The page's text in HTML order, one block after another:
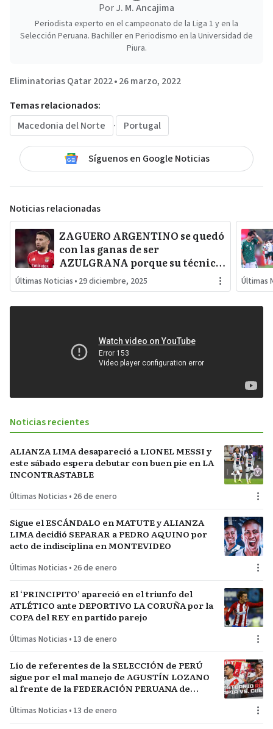
PorJ. M. Ancajima
Periodista experto en el campeonato de la Liga 1 y en la
Selección Peruana. Bachiller en Periodismo en la Universidad de
Piura.
Eliminatorias Qatar 2022•26 marzo, 2022
Temas relacionados:
Macedonia del Norte
· Portugal
Síguenos en Google Noticias
Noticias relacionadas
ZAGUERO ARGENTINO se quedó
con las ganas de ser
AZULGRANA porque su técnico
le puso CANDADO a los rumores
y especulaciones
Últimas Noticias • 29 diciembre, 2025 Últimas
Noticias recientes
ALIANZA LIMA desapareció a LIONEL MESSI y
este sábado espera debutar con buen pie en LA
INCONTRASTABLE
Últimas Noticias • 26 de enero
Sigue el ESCÁNDALO en MATUTE y ALIANZA
LIMA decidió SEPARAR a PEDRO AQUINO por
acto de indisciplina en MONTEVIDEO
Últimas Noticias • 26 de enero
El ‘PRINCIPITO’ apareció en el triunfo del
ATLÉTICO ante DEPORTIVO LA CORUÑA por la
COPA del REY en partido parejo
Últimas Noticias • 13 de enero
Lío de referentes de la SELECCIÓN de PERÚ
sigue por el mal manejo de AGUSTÍN LOZANO
al frente de la FEDERACIÓN PERUANA de
Últimas Noticias • 13 de enero